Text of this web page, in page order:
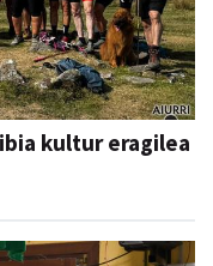
kultur eragilea